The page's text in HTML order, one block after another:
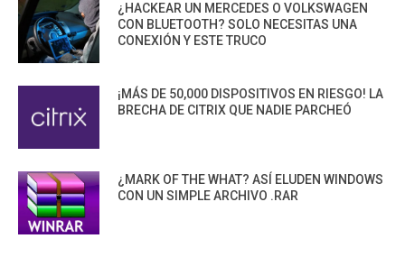
¿HACKEAR UN MERCEDES O VOLKSWAGEN
CON BLUETOOTH? SOLO NECESITAS UNA
CONEXIÓN Y ESTE TRUCO
¡MÁS DE 50,000 DISPOSITIVOS EN RIESGO! LA
BRECHA DE CITRIX QUE NADIE PARCHEÓ
¿MARK OF THE WHAT? ASÍ ELUDEN WINDOWS
CON UN SIMPLE ARCHIVO .RAR